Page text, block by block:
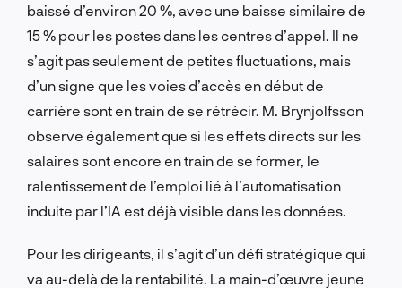
baissé d’environ 20 %, avec une baisse similaire de
15 % pour les postes dans les centres d’appel. Il ne
s’agit pas seulement de petites fluctuations, mais
d’un signe que les voies d’accès en début de
carrière sont en train de se rétrécir. M. Brynjolfsson
observe également que si les effets directs sur les
salaires sont encore en train de se former, le
ralentissement de l’emploi lié à l’automatisation
induite par l’IA est déjà visible dans les données.
Pour les dirigeants, il s’agit d’un défi stratégique qui
va au-delà de la rentabilité. La main-d’œuvre jeune